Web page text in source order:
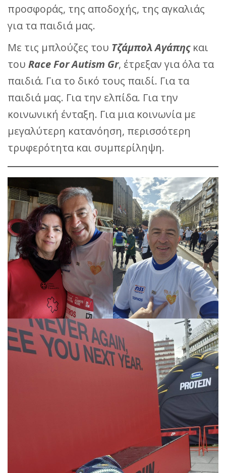
προσφοράς, της αποδοχής, της αγκαλιάς
για τα παιδιά μας.
Με τις μπλούζες του Τζάμπολ Αγάπης και
του Race For Autism Gr, έτρεξαν για όλα τα
παιδιά. Για το δικό τους παιδί. Για τα
παιδιά μας. Για την ελπίδα. Για την
κοινωνική ένταξη. Για μια κοινωνία με
μεγαλύτερη κατανόηση, περισσότερη
τρυφερότητα και συμπερίληψη.